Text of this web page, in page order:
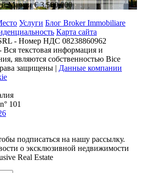
Марми € 3.500.000
Услуги Блог Broker Immobiliare
Карта сайта
- Номер НДС 08238860962
текстовая информация и
являются собственностью Bice
защищены | Данные компании
101
подписаться на нашу рассылку.
о эксклюзивной недвижимости
Real Estate